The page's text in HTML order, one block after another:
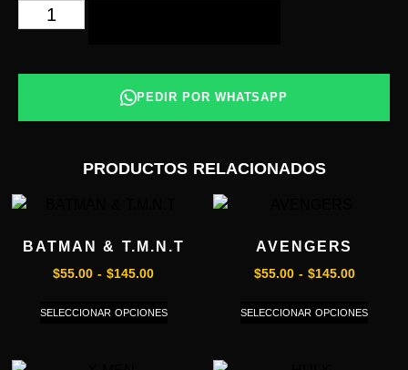
PEDIR POR WHATSAPP
PRODUCTOS RELACIONADOS
BATMAN & T.M.N.T
$55.00 - $145.00
SELECCIONAR OPCIONES
AVENGERS
$55.00 - $145.00
SELECCIONAR OPCIONES